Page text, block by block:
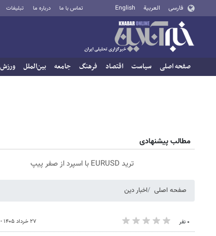
فارسی العربية English تماس با ما درباره ما تبلیغات
صفحه اصلی سیاست اقتصاد فرهنگ جامعه بین‌الملل ورزش
مطالب پیشنهادی
ترید EURUSD با اسپرد از صفر پیپ
صفحه اصلی اخبار دین
۰ نفر ۲۷ خرداد ۱۴۰۵ - ۱۵:۵۰